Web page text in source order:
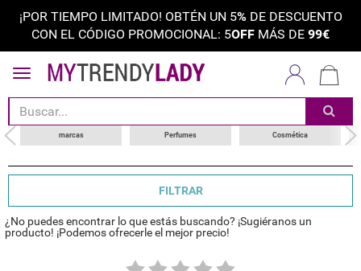
¡POR TIEMPO LIMITADO! OBTÉN UN 5%DE DESCUENTO
CON EL CÓDIGO PROMOCIONAL: 5OFF MÁS DE 99€
marcas Perfumes Cosmética
ordenar por
choose your brand
FILTRAR
¿No puedes encontrar lo que estás buscando? ¡Sugiéranos un
producto! ¡Podemos ofrecerle el mejor precio!